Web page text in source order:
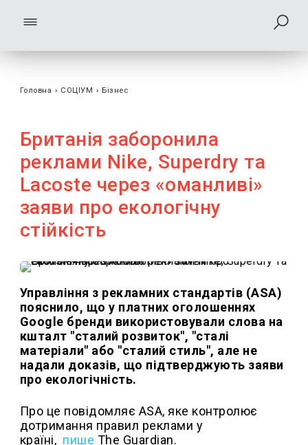
Головна › СОЦІУМ › Бізнес
Британія заборонила
реклами Nike, Superdry та
Lacoste через «оманливі»
заяви про екологічну
стійкість
Управління з рекламних стандартів (ASA)
пояснило, що у платних оголошеннях
Google бренди використовували слова на
кшталт "сталий розвиток", "сталі
матеріали" або "сталий стиль", але не
надали доказів, що підтверджують заяви
про екологічність.
Про це повідомляє ASA, яке контролює
дотримання правил реклами у
країні, пише The Guardian.